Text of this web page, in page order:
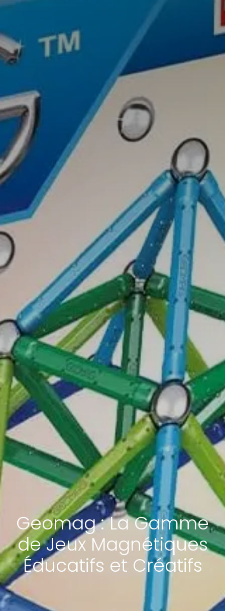
Geomag : La Gamme
de Jeux Magnétiques
Éducatifs et Créatifs